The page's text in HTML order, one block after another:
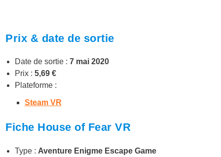
Prix & date de sortie
Date de sortie :7 mai 2020
Prix :5,69 €
Plateforme :
Steam VR
Fiche House of Fear VR
Type : Aventure Enigme Escape Game